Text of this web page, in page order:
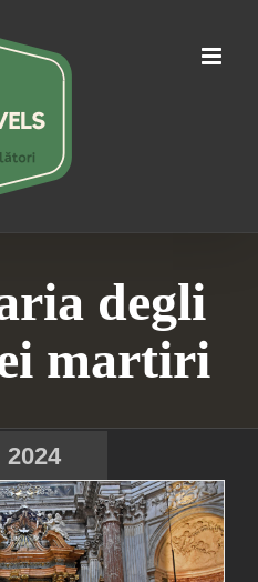
degli
martiri
2024